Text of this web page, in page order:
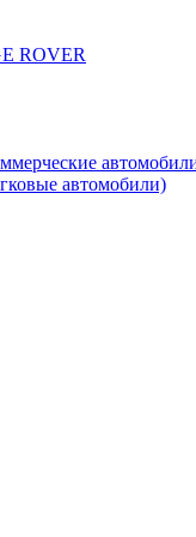
ROVER
автомобили)